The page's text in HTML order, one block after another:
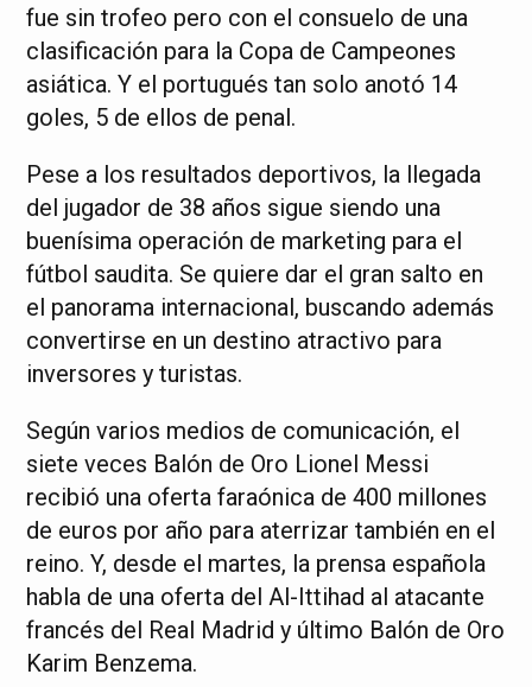
fue sin trofeo pero con el consuelo de una
clasificación para la Copa de Campeones
asiática. Y el portugués tan solo anotó 14
goles, 5 de ellos de penal.
Pese a los resultados deportivos, la llegada
del jugador de 38 años sigue siendo una
buenísima operación de marketing para el
fútbol saudita. Se quiere dar el gran salto en
el panorama internacional, buscando además
convertirse en un destino atractivo para
inversores y turistas.
Según varios medios de comunicación, el
siete veces Balón de Oro Lionel Messi
recibió una oferta faraónica de 400 millones
de euros por año para aterrizar también en el
reino. Y, desde el martes, la prensa española
habla de una oferta del Al-Ittihad al atacante
francés del Real Madrid y último Balón de Oro
Karim Benzema.